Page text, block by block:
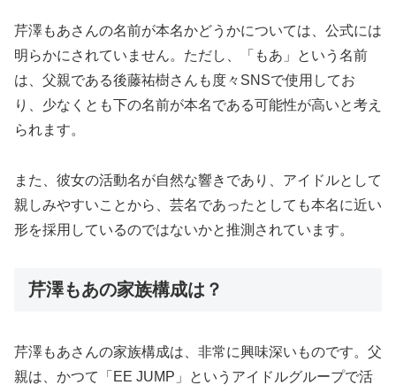
芹澤もあさんの名前が本名かどうかについては、公式には
明らかにされていません。ただし、「もあ」という名前
は、父親である後藤祐樹さんも度々SNSで使用してお
り、少なくとも下の名前が本名である可能性が高いと考え
られます。
また、彼女の活動名が自然な響きであり、アイドルとして
親しみやすいことから、芸名であったとしても本名に近い
形を採用しているのではないかと推測されています。
芹澤もあの家族構成は？
芹澤もあさんの家族構成は、非常に興味深いものです。父
親は、かつて「EE JUMP」というアイドルグループで活